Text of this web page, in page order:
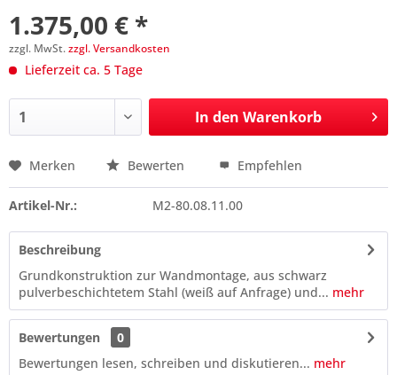
1.375,00 € *
zzgl. MwSt.zzgl. Versandkosten
Lieferzeit ca. 5 Tage
In den Warenkorb
Preis anfragen
Merken Bewerten Empfehlen
Artikel-Nr.: M2-80.08.11.00
Beschreibung
Grundkonstruktion zur Wandmontage, aus schwarz
pulverbeschichtetem Stahl (weiß auf Anfrage) und... mehr
Bewertungen
0
Bewertungen lesen, schreiben und diskutieren... mehr